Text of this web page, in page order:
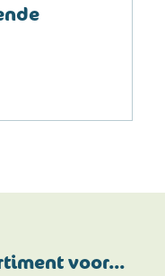
voor…